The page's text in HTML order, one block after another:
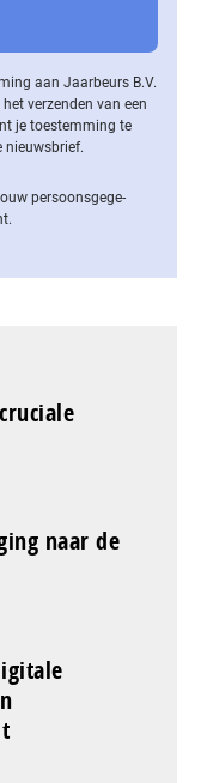
aan Jaarbeurs B.V.
verzenden van een
je toestemming te
nieuwsbrief.
per­soons­ge­ge­
naar de